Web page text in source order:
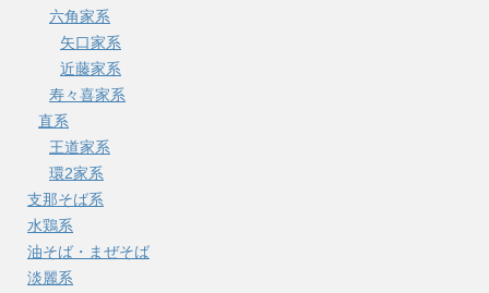
六角家系
矢口家系
近藤家系
寿々喜家系
直系
王道家系
環2家系
支那そば系
水鶏系
油そば・まぜそば
淡麗系